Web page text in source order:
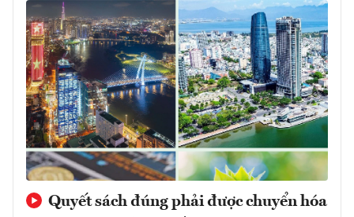
Quyết sách đúng phải được chuyển hóa